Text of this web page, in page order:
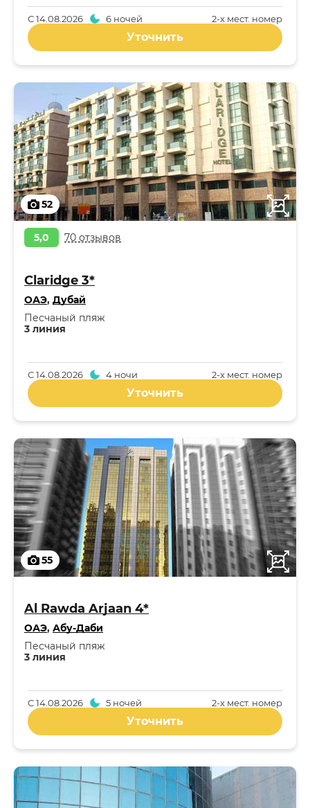
2-x мест. номер
С14.08.2026 6 ночей
Уточнить
52
5,0 70 отзывов
Claridge 3*
ОАЭ, Дубай
3 линия
Песчаный пляж
2-x мест. номер
С14.08.2026 4 ночи
Уточнить
55
Al Rawda Arjaan 4*
ОАЭ, Абу-Даби
3 линия
Песчаный пляж
2-x мест. номер
С14.08.2026 5 ночей
Уточнить